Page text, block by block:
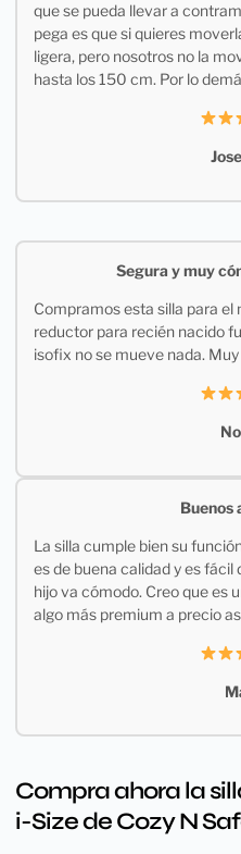
que se pueda llevar a
pega es que si quieres
ligera, pero nosotros no la
hasta los 150 cm. Por lo
Segura y muy
Compramos esta silla para el
reductor para recién nacido
isofix no se mueve nada.
Buenos
La silla cumple bien su
es de buena calidad y es fácil
hijo va cómodo. Creo que es
algo más premium a precio
Compra ahora la
i-Size de Cozy N